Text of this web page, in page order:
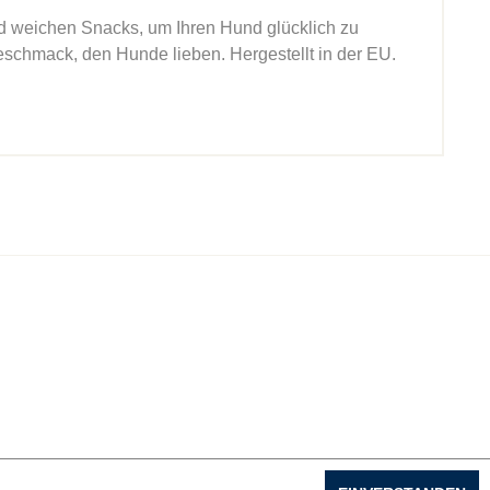
Snacks, um Ihren Hund glücklich zu
den Hunde lieben. Hergestellt in der EU.